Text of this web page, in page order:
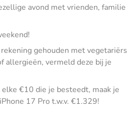
avond met vrienden, familie
gehouden met vegetariërs
allergieën, vermeld deze bij je
€10 die je besteedt, maak je
17 Pro t.w.v. €1.329!